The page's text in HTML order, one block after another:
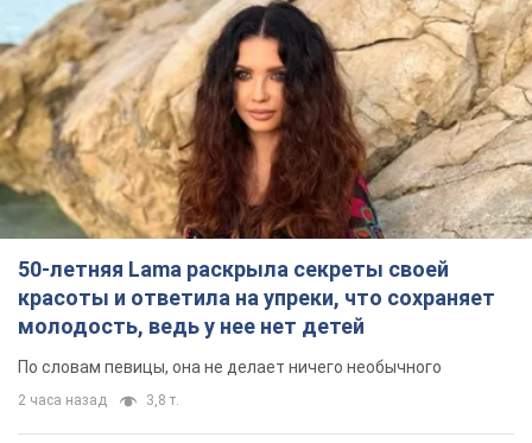
50-летняя Lama раскрыла секреты своей
красоты и ответила на упреки, что сохраняет
молодость, ведь у нее нет детей
По словам певицы, она не делает ничего необычного
2 часа назад 3,8 т.